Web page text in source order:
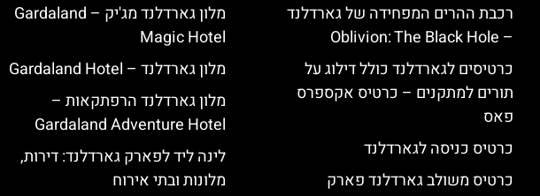
רכבת ההרים המפחידה של גארדלנד
– Oblivion: The Black Hole
כרטיסים לגארדלנד כולל דילוג על
תורים למתקנים – כרטיס אקספרס
פאס
כרטיס כניסה לגארדלנד
כרטיס משולב גארדלנד פארק
מלון גארדלנד מג'יק – Gardaland
Magic Hotel
מלון גארדלנד – Gardaland Hotel
מלון גארדלנד הרפתקאות –
Gardaland Adventure Hotel
לינה ליד לפארק גארדלנד: דירות,
מלונות ובתי אירוח